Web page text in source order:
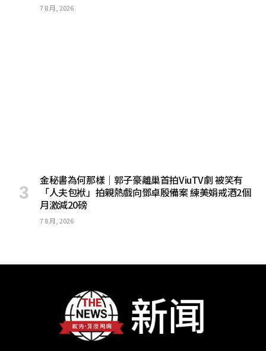
7 8 月, 2026
金秘書為何那樣｜郭子豪離巢首拍ViuTV劇 被笑有
「人夫包袱」拍親熱戲向鄧卓殷備案 練美娟戒酒2個
月激減20磅
7 8 月, 2026